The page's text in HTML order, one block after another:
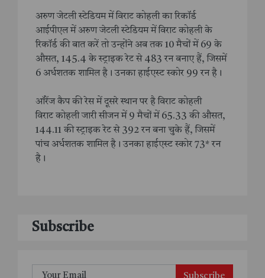
अरुण जेटली स्टेडियम में विराट कोहली का रिकॉर्ड
आईपीएल में अरुण जेटली स्टेडियम में विराट कोहली के
रिकॉर्ड की बात करें तो उन्होंने अब तक 10 मैचों में 69 के
औसत, 145.4 के स्ट्राइक रेट से 483 रन बनाए हैं, जिसमें
6 अर्धशतक शामिल है। उनका हाईएस्ट स्कोर 99 रन है।
ऑरेंज कैप की रेस में दूसरे स्थान पर है विराट कोहली
विराट कोहली जारी सीजन में 9 मैचों में 65.33 की औसत,
144.11 की स्ट्राइक रेट से 392 रन बना चुके हैं, जिसमें
पांच अर्धशतक शामिल है। उनका हाईएस्ट स्कोर 73* रन
है।
Subscribe